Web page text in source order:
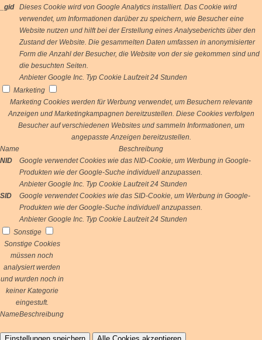
_gid
Dieses Cookie wird von Google Analytics installiert. Das Cookie wird
verwendet, um Informationen darüber zu speichern, wie Besucher eine
Website nutzen und hilft bei der Erstellung eines Analyseberichts über den
Zustand der Website. Die gesammelten Daten umfassen in anonymisierter
Form die Anzahl der Besucher, die Website von der sie gekommen sind und
die besuchten Seiten.
Anbieter Google Inc. Typ Cookie Laufzeit 24 Stunden
Marketing
Marketing Cookies werden für Werbung verwendet, um Besuchern relevante
Anzeigen und Marketingkampagnen bereitzustellen. Diese Cookies verfolgen
Besucher auf verschiedenen Websites und sammeln Informationen, um
angepasste Anzeigen bereitzustellen.
Name
Beschreibung
NID
Google verwendet Cookies wie das NID-Cookie, um Werbung in Google-
Produkten wie der Google-Suche individuell anzupassen.
Anbieter Google Inc. Typ Cookie Laufzeit 24 Stunden
SID
Google verwendet Cookies wie das SID-Cookie, um Werbung in Google-
Produkten wie der Google-Suche individuell anzupassen.
Anbieter Google Inc. Typ Cookie Laufzeit 24 Stunden
Sonstige
Sonstige Cookies
müssen noch
analysiert werden
und wurden noch in
keiner Kategorie
eingestuft.
NameBeschreibung